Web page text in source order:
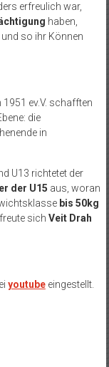
erfreulich war,
haben,
so ihr Können
ev.V. schafften
die
in
U13 richtetet der
der U15 aus, woran
bis 50kg
freute sich Veit Drah
youtubeeingestellt.